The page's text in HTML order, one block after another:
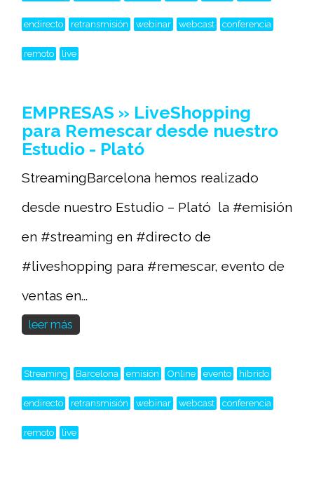
endirecto retransmisión webinar webcast conferencia
remoto live
EMPRESAS » LiveShopping
para Remescar desde nuestro
Estudio - Plató
StreamingBarcelona hemos realizado
desde nuestro Estudio – Plató la #emisión
en #streaming en #directo de
#liveshopping para #remescar, evento de
ventas en...
leer más
Streaming Barcelona emisión Online evento hibrido
endirecto retransmisión webinar webcast conferencia
remoto live